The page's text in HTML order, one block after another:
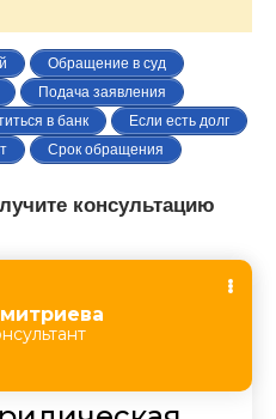
Обращение в суд
Подача заявления
в банк
Если есть долг
Срок обращения
консультацию